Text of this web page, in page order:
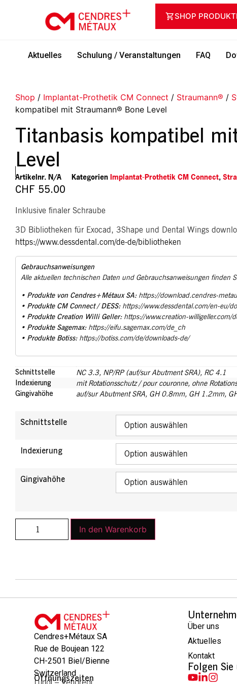
SHOP
Aktuelles Schulung / Veranstaltungen FAQ
Shop / Implantat-Prothetik CM Connect / Straumann® /
kompatibel mit Straumann® Bone Level
Titanbasis kompatibel
Level
Artikelnr. N/A Kategorien Implantat-Prothetik CM Connect,
CHF 55.00
Inklusive finaler Schraube
3D Bibliotheken für Exocad, 3Shape und Dental Wings
https://www.dessdental.com/de-de/bibliotheken
Gebrauchsanweisungen
Alle aktuellen technischen Daten und Gebrauchsanweisungen finden
• Produkte von Cendres+Métaux SA: https://download.cendres-
• Produkte CM Connect / DESS: https://www.dessdental.com/en-eu/
• Produkte Creation Willi Geller: https://www.creation-willigeller.com/
• Produkte Sagemax: https://eifu.sagemax.com/de_ch
• Produkte Botiss: https://botiss.com/de/downloads-de/
Schnittstelle NC 3.3, NP/RP (auf/sur Abutment SRA), RC 4.1
Indexierung mit Rotationsschutz / pour couronne, ohne
Gingivahöhe auf/sur Abutment SRA, GH 0.8mm, GH 1.2mm,
Schnittstelle
Indexierung
Gingivahöhe
In den Warenkorb
Cendres+Métaux SA
Rue de Boujean 122
CH-2501 Biel/Bienne
Switzerland
Öffnungszeiten
Über uns
Aktuelles
Kontakt
Folgen Sie